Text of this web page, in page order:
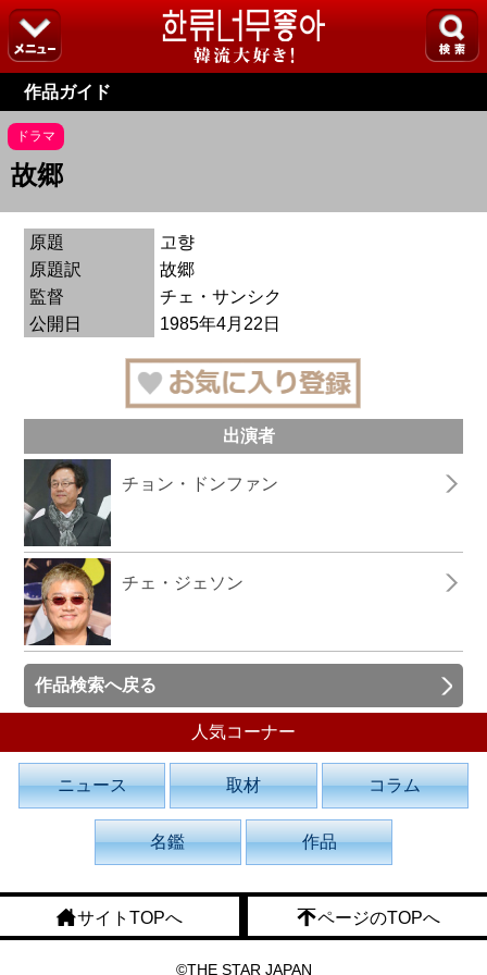
作品ガイド
ドラマ
故郷
原題
고향
原題訳
故郷
監督
チェ・サンシク
公開日
1985年4月22日
出演者
チョン・ドンファン
チェ・ジェソン
作品検索へ戻る
人気コーナー
ニュース 取材 コラム
名鑑 作品
サイトTOPへ ページのTOPへ
©THE STAR JAPAN